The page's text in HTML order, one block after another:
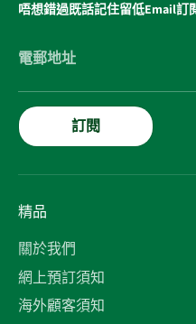
唔想錯過既話記住留低Email訂
電郵地址
訂閱
精品
關於我們
網上預訂須知
海外顧客須知